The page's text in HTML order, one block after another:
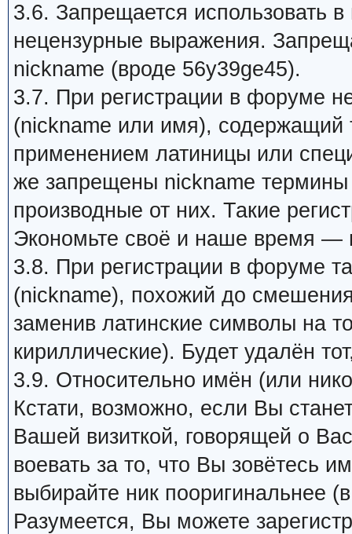
3.6. Запрещается использовать
нецензурные выражения.
nickname (вроде 56y39ge45).
3.7. При регистрации в форуме
(nickname или имя), содержащий
применением латиницы или
же запрещены nickname
производные от них. Такие
Экономьте своё и наше время —
3.8. При регистрации в форуме
(nickname), похожий до
заменив латинские символы на
кириллические). Будет удалён
3.9. Относительно имён (или
Кстати, возможно, если Вы
Вашей визиткой, говорящей о
воевать за то, что Вы зовётесь
выбирайте ник пооригинальнее
Разумеется, Вы можете